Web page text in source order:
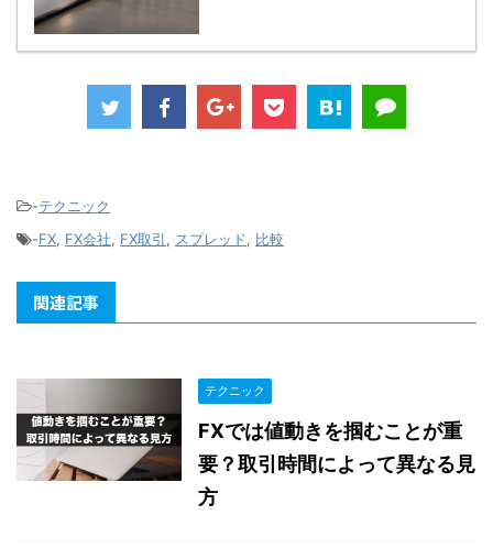
-テクニック
-FX, FX会社, FX取引, スプレッド, 比較
関連記事
テクニック
FXでは値動きを掴むことが重
要？取引時間によって異なる見
方